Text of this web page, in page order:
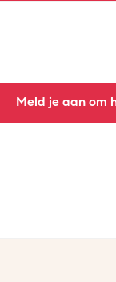
Meld je aan om